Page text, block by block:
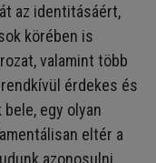
az identitásáért,
körében is
valamint több
érdekes és
egy olyan
eltér a
azonosulni